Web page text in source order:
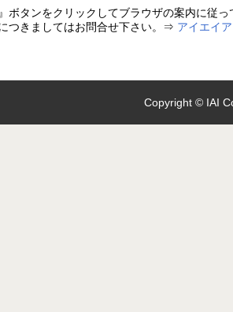
ボタンをクリックしてブラウザの案内に従
つきましてはお問合せ下さい。⇒ アイエイ
Copyright © IAI